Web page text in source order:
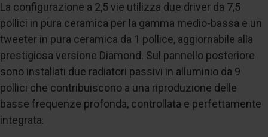
La configurazione a 2,5 vie utilizza due driver da 7,5
pollici in pura ceramica per la gamma medio-bassa e un
tweeter in pura ceramica da 1 pollice, aggiornabile alla
prestigiosa versione Diamond. Sul pannello posteriore
sono installati due radiatori passivi in alluminio da 9
pollici che contribuiscono a una riproduzione delle
basse frequenze profonda, controllata e perfettamente
integrata.